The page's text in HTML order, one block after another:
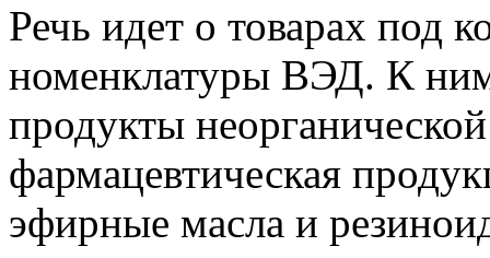
Речь идет о товарах под
номенклатуры ВЭД. К ним
продукты
фармацевтическая
эфирные масла и